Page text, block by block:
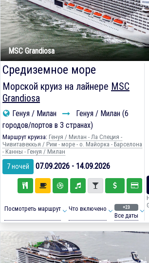
MSC Grandiosa
Средиземное море
Морской круиз на лайнере MSC
Grandiosa
Генуя / Милан
Генуя / Милан (6
городов/портов в 3 странах)
Маршрут круиза: Генуя / Милан - Ла Специя -
Чивитавеккья / Рим - море - о. Майорка - Барселона
- Канны - Генуя / Милан
7 ночей 07.09.2026 - 14.09.2026
Посмотреть маршрут Что включено +23
Все даты